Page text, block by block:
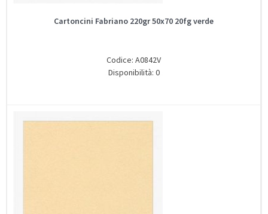
Cartoncini Fabriano 220gr 50x70 20fg verde
Codice: A0842V
Disponibilità: 0